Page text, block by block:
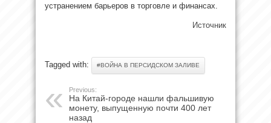
устранением барьеров в торговле и финансах.
Источник
Tagged with: #ВОЙНА В ПЕРСИДСКОМ ЗАЛИВЕ
Previous:
На Китай-городе нашли фальшивую
монету, выпущенную почти 400 лет
назад